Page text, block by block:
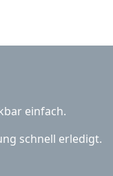
einfach.
schnell erledigt.